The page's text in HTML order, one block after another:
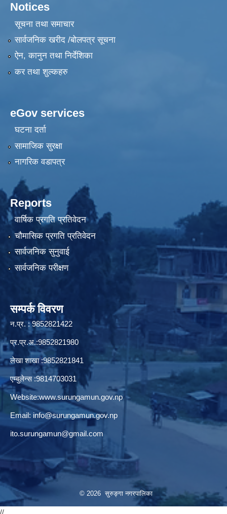
Notices
सूचना तथा समाचार
सार्वजनिक खरीद /बोलपत्र सूचना
ऐन, कानुन तथा निर्देशिका
कर तथा शुल्कहरु
eGov services
घटना दर्ता
सामाजिक सुरक्षा
नागरिक वडापत्र
Reports
वार्षिक प्रगति प्रतिवेदन
चौमासिक प्रगति प्रतिवेदन
सार्वजनिक सुनुवाई
सार्वजनिक परीक्षण
सम्पर्क विवरण
न.प्र. : 9852821422
प्र.प्र.अ.:9852821980
लेखा शाखा :9852821841
एम्बुलेन्स :9814703031
Website:www.surungamun.gov.np
Email: info@surungamun.gov.np
ito.surungamun@gmail.com
© 2026 सुरुङ्‍गा नगरपालिका
//